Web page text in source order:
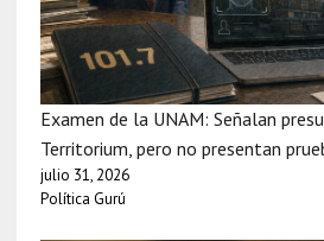
Examen de la UNAM: Señalan
Territorium, pero no presentan
julio 31, 2026
Política Gurú